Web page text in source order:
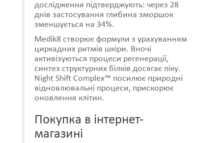
дослідження підтверджують: через 28
днів застосування глибина зморшок
зменшується на 34%.
Medik8 створює формули з урахуванням
циркадних ритмів шкіри. Вночі
активізуються процеси регенерації,
синтез структурних білків досягає піку.
Night Shift Complex™ посилює природні
відновлювальні процеси, прискорює
оновлення клітин.
Покупка в інтернет-
магазині